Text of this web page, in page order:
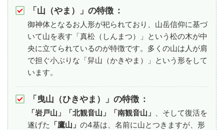
「山（やま）」の特徴 ：
御神体となるお人形が祀られており、山岳信仰に基づ
いて山を表す「真松（しんまつ）」という松の木が中
央に立てられているのが特徴です。多くの山は人が肩
で担ぐ小ぶりな「舁山（かきやま）」という形をして
います。
「曳山（ひきやま）」の特徴 ：
「岩戸山」「北観音山」「南観音山」
、そして復活を
遂げた 「鷹山」 の4基は、名前に山とつきますが、形